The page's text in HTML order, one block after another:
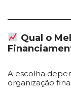
Qual o
A escolha
organização